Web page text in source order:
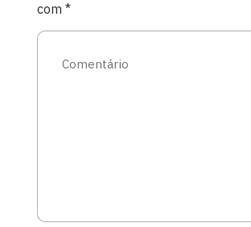
com*